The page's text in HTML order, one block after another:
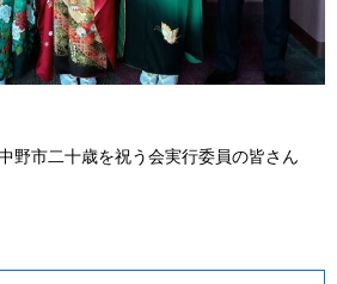
十歳を祝う会実行委員の皆さん